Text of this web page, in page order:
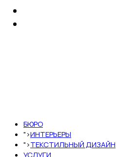
БЮРО
">ИНТЕРЬЕРЫ
">ТЕКСТИЛЬНЫЙ ДИЗАЙН
УСЛУГИ